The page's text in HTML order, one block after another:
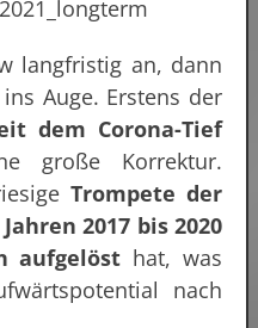
langfristig an, dann
Auge. Erstens der
dem Corona-Tief
große Korrektur.
Trompete der
2017 bis 2020
aufgelöst hat, was
nach